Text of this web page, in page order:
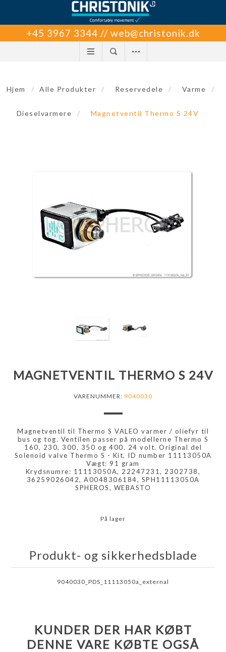
+45 3967 3344 // web@christonik.dk
Hjem / Alle Produkter / Reservedele / Varme /
Dieselvarmere / Magnetventil Thermo S 24V
MAGNETVENTIL THERMO S 24V
VARENUMMER: 9040030
Magnetventil til Thermo S VALEO varmer / oliefyr til
bus og tog. Ventilen passer på modellerne Thermo S
160, 230, 300, 350 og 400. 24 volt. Original del
Solenoid valve Thermo S - Kit, ID number 11113050A
Vægt: 91 gram
Krydsnumre: 11113050A, 22247231, 2302738,
36259026042, A0048306184, SPH11113050A
SPHEROS, WEBASTO
På lager
Produkt- og sikkerhedsblade
9040030_PDS_11113050a_external
KUNDER DER HAR KØBT
DENNE VARE KØBTE OGSÅ